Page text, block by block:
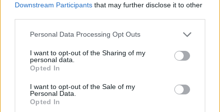
Downstream Participants that may further disclose it to other
Personal Data Processing Opt Outs
I want to opt-out of the Sharing of my
personal data.
Opted In
I want to opt-out of the Sale of my
Personal Data.
Opted In
Prishtinë, raportohet për
mjet të dyshuar
shpërthyes në Stacionin e
Gjini: Aleanca nuk
bashkëpunon me Kurtin,
edhe nëse i ofrohet